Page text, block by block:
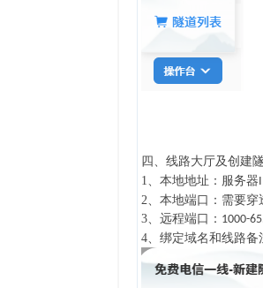
四、 线路大厅及创建
1、 本地地址：服务器
2、本地端口：需要穿
3、 远程端口： 1000-
4、绑定域名和线路备